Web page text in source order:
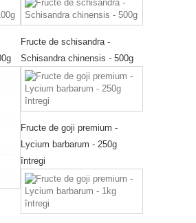
Fructe de schisandra -
Schisandra chinensis - 500g
Fructe de goji premium -
Lycium barbarum - 250g
întregi